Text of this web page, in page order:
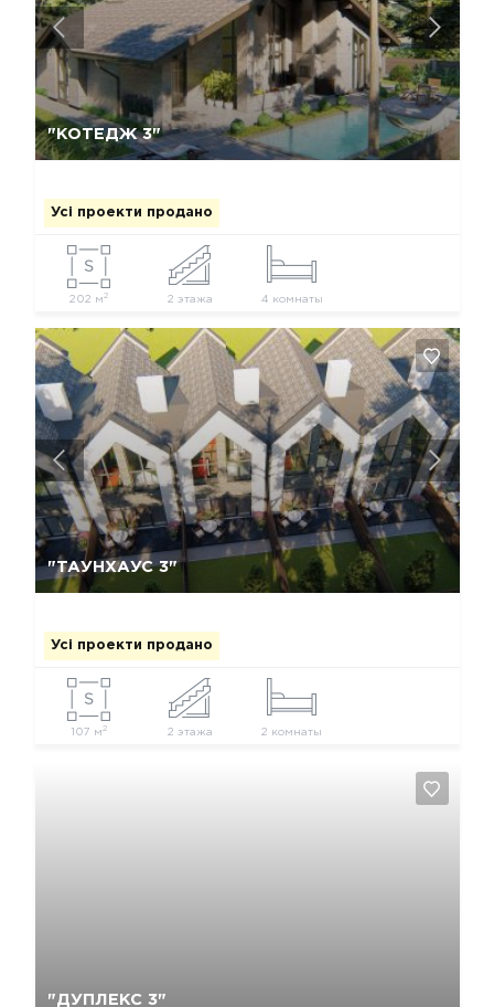
"КОТЕДЖ 3"
Усі проекти продано
202 м2 2 этажа 4 комнаты
Так, видалити Відміна
"ТАУНХАУС 3"
Усі проекти продано
107 м2 2 этажа 2 комнаты
Так, видалити Відміна
"ДУПЛЕКС 3"